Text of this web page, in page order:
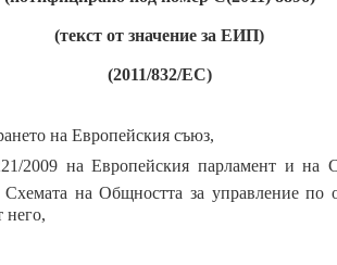
(текст от значение за ЕИП)
(2011/832/ЕС)
на Европейския съюз,
2009 на Европейския парламент и на
Схемата на Общността за управление
него,